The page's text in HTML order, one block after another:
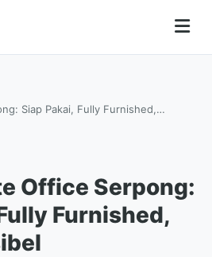
Siap Pakai, Fully Furnished,…
Office Serpong:
Furnished,